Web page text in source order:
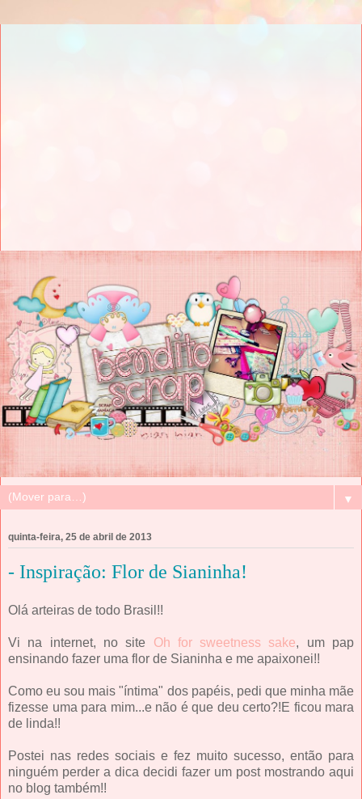
▼
quinta-feira, 25 de abril de 2013
- Inspiração: Flor de Sianinha!
Olá arteiras de todo Brasil!!
Vi na internet, no site Oh for sweetness sake, um pap
ensinando fazer uma flor de Sianinha e me apaixonei!!
Como eu sou mais "íntima" dos papéis, pedi que minha mãe
fizesse uma para mim...e não é que deu certo?!E ficou mara
de linda!!
Postei nas redes sociais e fez muito sucesso, então para
ninguém perder a dica decidi fazer um post mostrando aqui
no blog também!!